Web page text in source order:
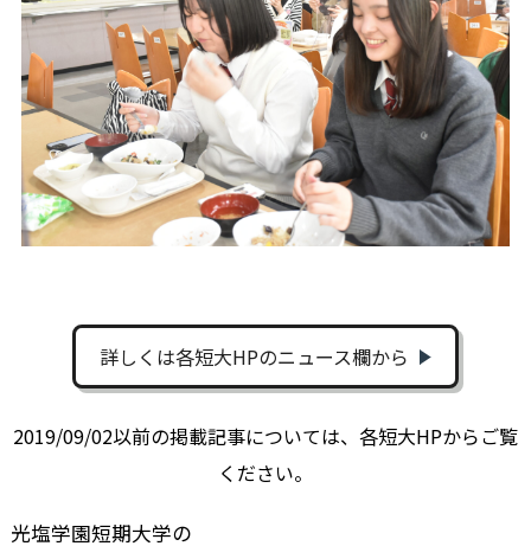
詳しくは各短大HPのニュース欄から
2019/09/02以前の掲載記事については、各短大HPからご覧
ください。
光塩学園短期大学の